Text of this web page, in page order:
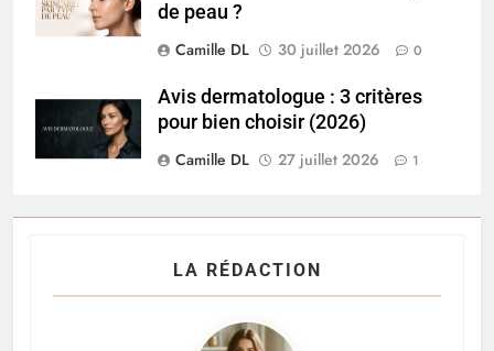
de peau ?
Camille DL
30 juillet 2026 0
Avis dermatologue : 3 critères
pour bien choisir (2026)
Camille DL
27 juillet 2026 1
LA RÉDACTION